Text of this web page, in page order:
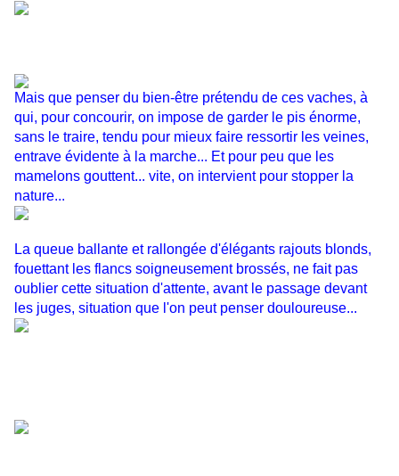
Mais que penser du bien-être prétendu de ces vaches, à
qui, pour concourir, on impose de garder le pis énorme,
sans le traire, tendu pour mieux faire ressortir les veines,
entrave évidente à la marche... Et pour peu que les
mamelons gouttent... vite, on intervient pour stopper la
nature...
La queue ballante et rallongée d'élégants rajouts blonds,
fouettant les flancs soigneusement brossés, ne fait pas
oublier cette situation d'attente, avant le passage devant
les juges, situation que l'on peut penser douloureuse...